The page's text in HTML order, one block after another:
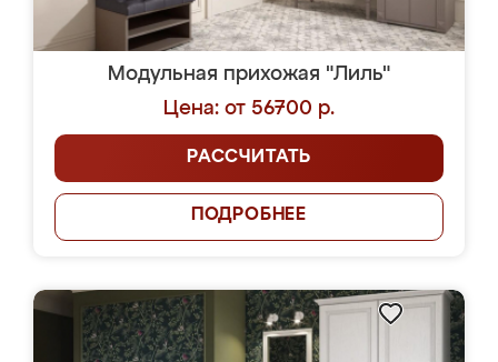
Модульная прихожая "Лиль"
Цена: от 56700 р.
РАССЧИТАТЬ
ПОДРОБНЕЕ